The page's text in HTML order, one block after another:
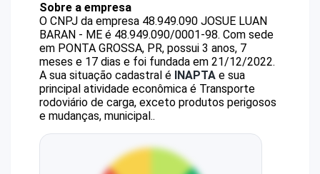
Sobre a empresa
O CNPJ da empresa 48.949.090 JOSUE LUAN
BARAN - ME é 48.949.090/0001-98. Com sede
em PONTA GROSSA, PR, possui 3 anos, 7
meses e 17 dias e foi fundada em 21/12/2022.
A sua situação cadastral é INAPTA e sua
principal atividade econômica é Transporte
rodoviário de carga, exceto produtos perigosos
e mudanças, municipal..